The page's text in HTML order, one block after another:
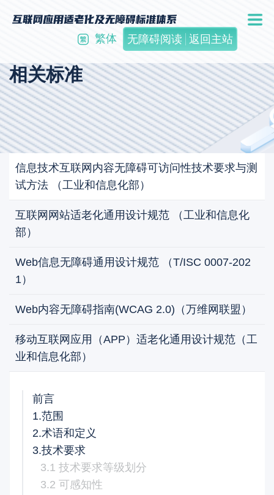
繁体 无障碍阅读 返回主站
相关标准
信息技术互联网内容无障碍可访问性技术要求与测
试方法 （工业和信息化部）
互联网网站适老化通用设计规范 （工业和信息化
部）
Web信息无障碍通用设计规范 （T/ISC 0007-202
1）
Web内容无障碍指南(WCAG 2.0)（万维网联盟）
移动互联网应用（APP）适老化通用设计规范（工
业和信息化部）
前言
1.范围
2.术语和定义
3.技术要求
3.1 技术要求等级划分
3.2 可感知性